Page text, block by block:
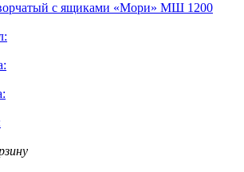
с ящиками «Мори» МШ 1200